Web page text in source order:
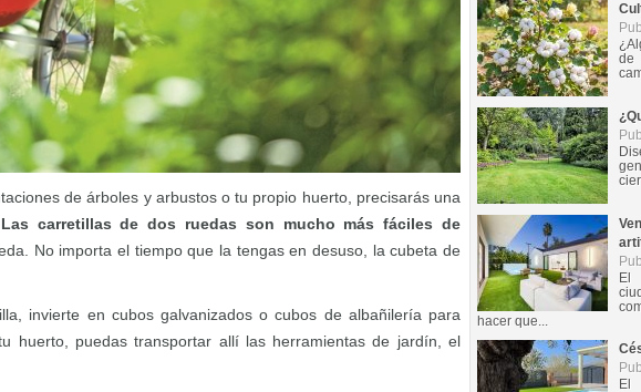
de árboles y arbustos o tu propio huerto, precisarás una
Las carretillas de dos ruedas son mucho más fáciles de
No importa el tiempo que la tengas en desuso, la cubeta de
invierte en cubos galvanizados o cubos de albañilería para
huerto, puedas transportar allí las herramientas de jardín, el
de
El
hacer que...
El